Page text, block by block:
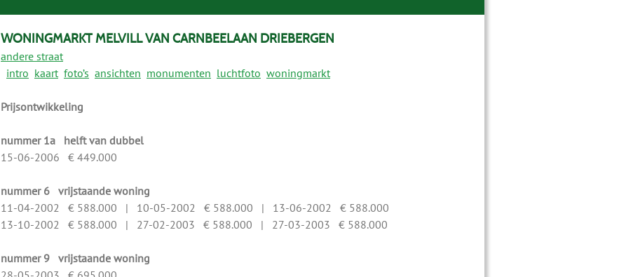
WONINGMARKT MELVILL VAN CARNBEELAAN DRIEBERGEN
andere straat
intro kaart foto’s ansichten monumenten luchtfoto woningmarkt
Prijsontwikkeling
nummer 1a helft van dubbel
15-06-2006 € 449.000
nummer 6 vrijstaande woning
11-04-2002 € 588.000 | 10-05-2002 € 588.000 | 13-06-2002 € 588.000
13-10-2002 € 588.000 | 27-02-2003 € 588.000 | 27-03-2003 € 588.000
nummer 9 vrijstaande woning